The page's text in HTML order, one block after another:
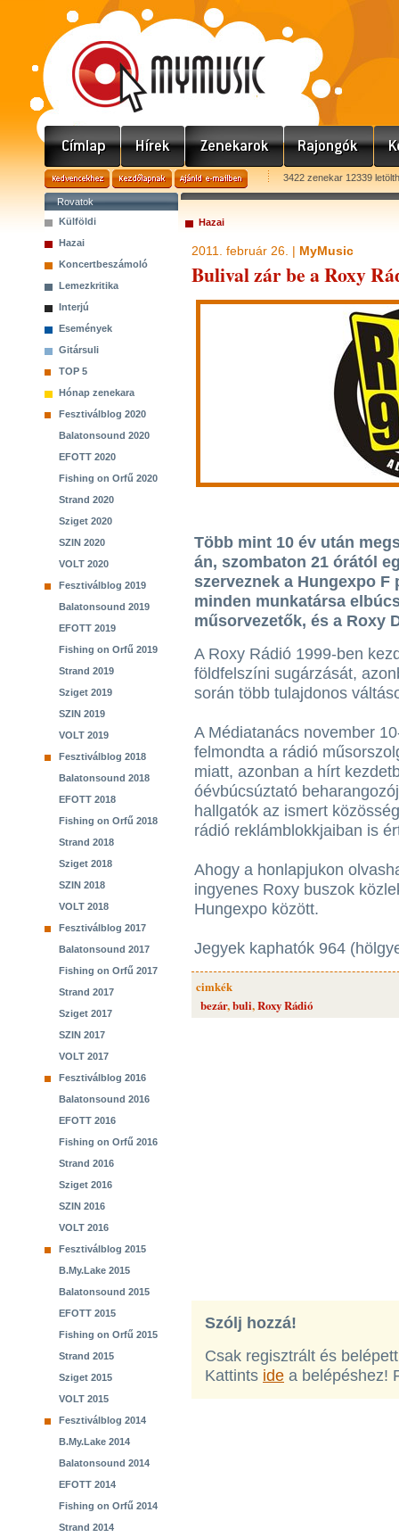
3422 zenekar 12339
Rovatok
Külföldi
Hazai
Koncertbeszámoló
Lemezkritika
Interjú
Események
Gitársuli
TOP 5
Hónap zenekara
Fesztiválblog 2020
Balatonsound 2020
EFOTT 2020
Fishing on Orfű 2020
Strand 2020
Sziget 2020
SZIN 2020
VOLT 2020
Fesztiválblog 2019
Balatonsound 2019
EFOTT 2019
Fishing on Orfű 2019
Strand 2019
Sziget 2019
SZIN 2019
VOLT 2019
Fesztiválblog 2018
Balatonsound 2018
EFOTT 2018
Fishing on Orfű 2018
Strand 2018
Sziget 2018
SZIN 2018
VOLT 2018
Fesztiválblog 2017
Balatonsound 2017
Fishing on Orfű 2017
Strand 2017
Sziget 2017
SZIN 2017
VOLT 2017
Fesztiválblog 2016
Balatonsound 2016
EFOTT 2016
Fishing on Orfű 2016
Strand 2016
Sziget 2016
SZIN 2016
VOLT 2016
Fesztiválblog 2015
B.My.Lake 2015
Balatonsound 2015
EFOTT 2015
Fishing on Orfű 2015
Strand 2015
Sziget 2015
VOLT 2015
Fesztiválblog 2014
B.My.Lake 2014
Balatonsound 2014
EFOTT 2014
Fishing on Orfű 2014
Strand 2014
Hazai
2011. február 26. | MyMusic
Bulival zár be a Roxy
Több mint 10 év után
án, szombaton 21 órától
szerveznek a Hungexpo
minden munkatársa
műsorvezetők, és a Roxy
A Roxy Rádió 1999-ben
földfelszíni sugárzását,
során több tulajdonos
A Médiatanács november
felmondta a rádió
miatt, azonban a hírt
óévbúcsúztató
hallgatók az ismert
rádió reklámblokkjaiban is
Ahogy a honlapjukon
ingyenes Roxy buszok
Hungexpo között.
Jegyek kaphatók 964
cimkék
bezár,buli,Roxy Rádió
Szólj hozzá!
Csak regisztrált és
Kattints ide a belépéshez!